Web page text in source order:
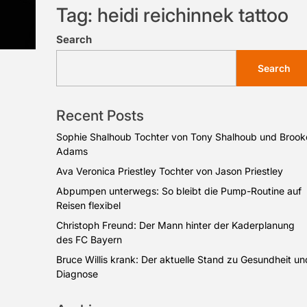
Tag: heidi reichinnek tattoo
Search
Search
Recent Posts
Sophie Shalhoub Tochter von Tony Shalhoub und
Adams
Ava Veronica Priestley Tochter von Jason Priestley
Abpumpen unterwegs: So bleibt die Pump-Routine auf
Reisen flexibel
Christoph Freund: Der Mann hinter der Kaderplanung
des FC Bayern
Bruce Willis krank: Der aktuelle Stand zu Gesundheit
Diagnose